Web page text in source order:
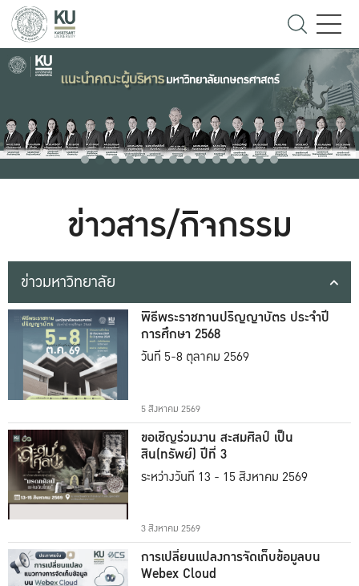
ข่าวสาร/กิจกรรม
ข่าวมหาวิทยาลัย
พิธีพระราชทานปริญญาบัตร ประจำปี
การศึกษา 2568
วันที่ 5-8 ตุลาคม 2569
5 สิงหาคม 2569
ขอเชิญร่วมงาน สะสมศิลป์ เป็น
สิน(ทรัพย์) ปีที่ 3
ระหว่างวันที่ 13 - 15 สิงหาคม 2569
3 สิงหาคม 2569
การเปลี่ยนแปลงการจัดเก็บข้อมูลบน
Webex Cloud